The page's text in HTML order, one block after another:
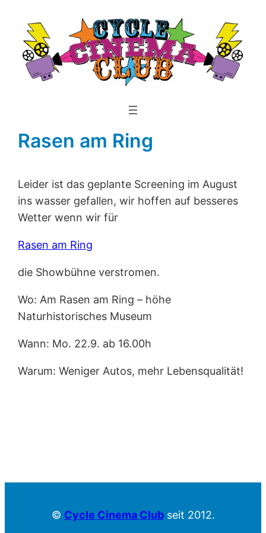
Rasen am Ring
Leider ist das geplante Screening im August
ins wasser gefallen, wir hoffen auf besseres
Wetter wenn wir für
Rasen am Ring
die Showbühne verstromen.
Wo: Am Rasen am Ring – höhe
Naturhistorisches Museum
Wann: Mo. 22.9. ab 16.00h
Warum: Weniger Autos, mehr Lebensqualität!
© Cycle Cinema Clubseit 2012.